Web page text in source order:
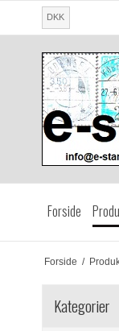
DKK
Forside
Forside /
Kategorier